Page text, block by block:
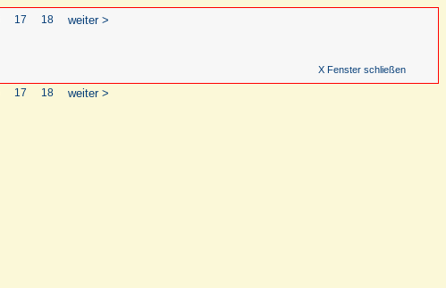
17 18
weiter >
X Fenster schließen
17 18 weiter >